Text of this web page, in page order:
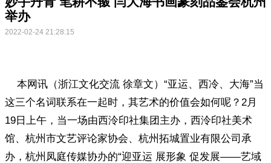
举办
2022-02-24 21:28:15
本网讯（浙江文化交流 徐章文）“亚运、西冷、大海”当
这三个名词联系在一起时，其艺术的价值会如何呢？2月
19日上午，当一场由西泠印社集团主办，西泠印社美术
馆、杭州市文艺评论家协会、杭州拓城置业有限公司承
办，杭州凤庭传媒协办的“迎亚运 展形象 促发展——艺域